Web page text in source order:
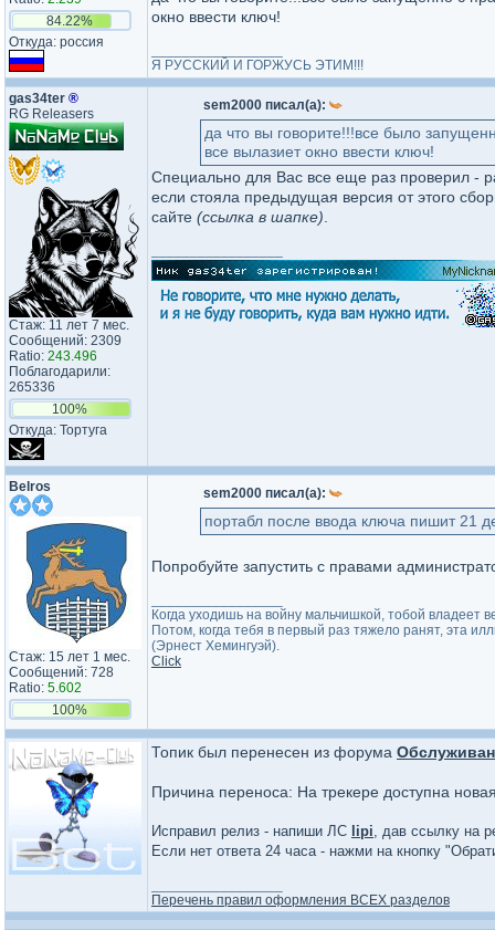
84.22%
Откуда: россия
окно ввести ключ!
Я РУССКИЙ И ГОРЖУСЬ ЭТИМ!!!
gas34ter ®
RG Releasers
Стаж: 11 лет 7 мес.
Сообщений: 2309
Ratio: 243.496
Поблагодарили:
265336
100%
Откуда: Тортуга
sem2000 писал(а):
да что вы говорите!!!все было
все вылазиет окно ввести ключ!
Специально для Вас все еще раз проверил -
если стояла предыдущая версия от этого
сайте (ссылка в шапке)
Belros
Стаж: 15 лет 1 мес.
Сообщений: 728
Ratio: 5.602
100%
sem2000 писал(а):
портабл после ввода ключа пишит 21
Попробуйте запустить с правами
Когда уходишь на войну мальчишкой, тобой владеет
Потом, когда тебя в первый раз тяжело ранят, эта
(Эрнест Хемингуэй).
Click
Топик был перенесен из форума
Причина переноса: На трекере доступна
Исправил релиз - напиши ЛС lipi, дав ссылку на
Если нет ответа 24 часа - нажми на кнопку
Перечень правил оформления ВСЕХ разделов